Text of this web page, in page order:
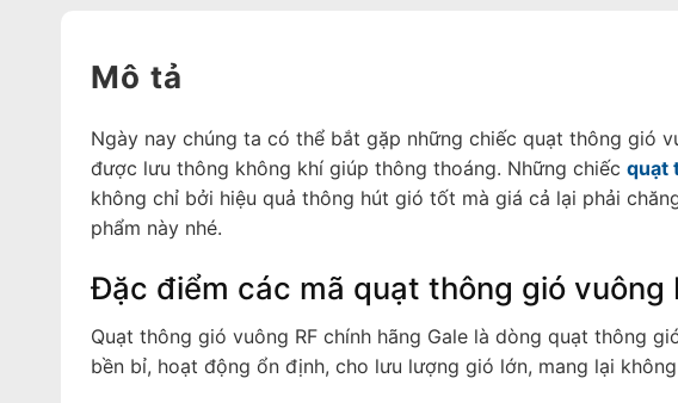
Mô tả
Ngày nay chúng ta có thể bắt gặp những chiếc quạt thông gió
được lưu thông không khí giúp thông thoáng. Những chiếc quạt
không chỉ bởi hiệu quả thông hút gió tốt mà giá cả lại phải
phẩm này nhé.
Đặc điểm các mã quạt thông gió vuông
Quạt thông gió vuông RF chính hãng Gale là dòng quạt thông
bền bỉ, hoạt động ổn định, cho lưu lượng gió lớn, mang lại